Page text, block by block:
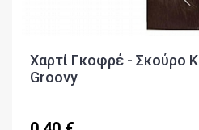
Χαρτί Γκοφρέ - Σκούρο
Groovy